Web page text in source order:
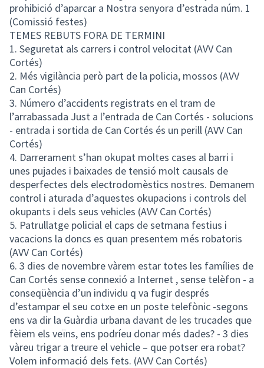
prohibició d’aparcar a Nostra senyora d’estrada núm. 1
(Comissió festes)
TEMES REBUTS FORA DE TERMINI
1. Seguretat als carrers i control velocitat (AVV Can
Cortés)
2. Més vigilància però part de la policia, mossos (AVV
Can Cortés)
3. Número d’accidents registrats en el tram de
l’arrabassada Just a l’entrada de Can Cortés - solucions
- entrada i sortida de Can Cortés és un perill (AVV Can
Cortés)
4. Darrerament s’han okupat moltes cases al barri i
unes pujades i baixades de tensió molt causals de
desperfectes dels electrodomèstics nostres. Demanem
control i aturada d’aquestes okupacions i controls del
okupants i dels seus vehicles (AVV Can Cortés)
5. Patrullatge policial el caps de setmana festius i
vacacions la doncs es quan presentem més robatoris
(AVV Can Cortés)
6. 3 dies de novembre vàrem estar totes les famílies de
Can Cortés sense connexió a Internet , sense telèfon - a
conseqüència d’un individu q va fugir després
d’estampar el seu cotxe en un poste telefònic -segons
ens va dir la Guàrdia urbana davant de les trucades que
fèiem els veïns, ens podríeu donar més dades? - 3 dies
vàreu trigar a treure el vehicle – que potser era robat?
Volem informació dels fets. (AVV Can Cortés)